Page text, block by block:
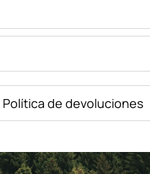
Política de devoluciones